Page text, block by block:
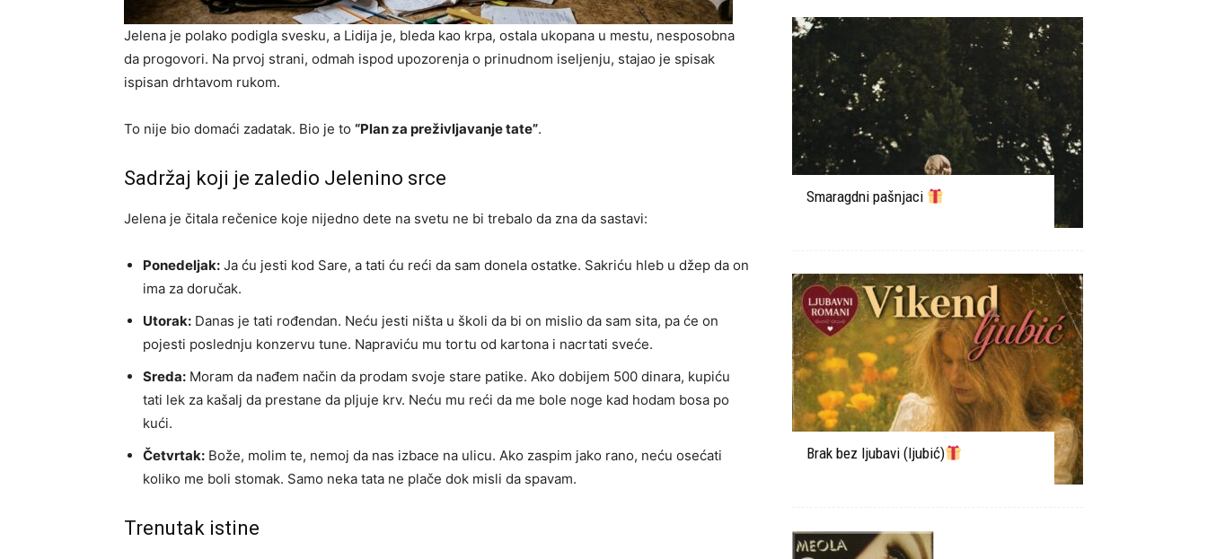
Jelena je polako podigla svesku, a Lidija je, bleda kao krpa, ostala ukopana u mestu, nesposobna
da progovori. Na prvoj strani, odmah ispod upozorenja o prinudnom iseljenju, stajao je spisak
ispisan drhtavom rukom.
​To nije bio domaći zadatak. Bio je to “Plan za preživljavanje tate”.
​Sadržaj koji je zaledio Jelenino srce
​Jelena je čitala rečenice koje nijedno dete na svetu ne bi trebalo da zna da sastavi:
Ponedeljak: Ja ću jesti kod Sare, a tati ću reći da sam donela ostatke. Sakriću hleb u džep da on
ima za doručak.
Utorak: Danas je tati rođendan. Neću jesti ništa u školi da bi on mislio da sam sita, pa će on
pojesti poslednju konzervu tune. Napraviću mu tortu od kartona i nacrtati sveće.
Sreda: Moram da nađem način da prodam svoje stare patike. Ako dobijem 500 dinara, kupiću
tati lek za kašalj da prestane da pljuje krv. Neću mu reći da me bole noge kad hodam bosa po
kući.
Četvrtak: Bože, molim te, nemoj da nas izbace na ulicu. Ako zaspim jako rano, neću osećati
koliko me boli stomak. Samo neka tata ne plače dok misli da spavam.
​Trenutak istine
Smaragdni pašnjaci
Brak bez ljubavi (ljubić)